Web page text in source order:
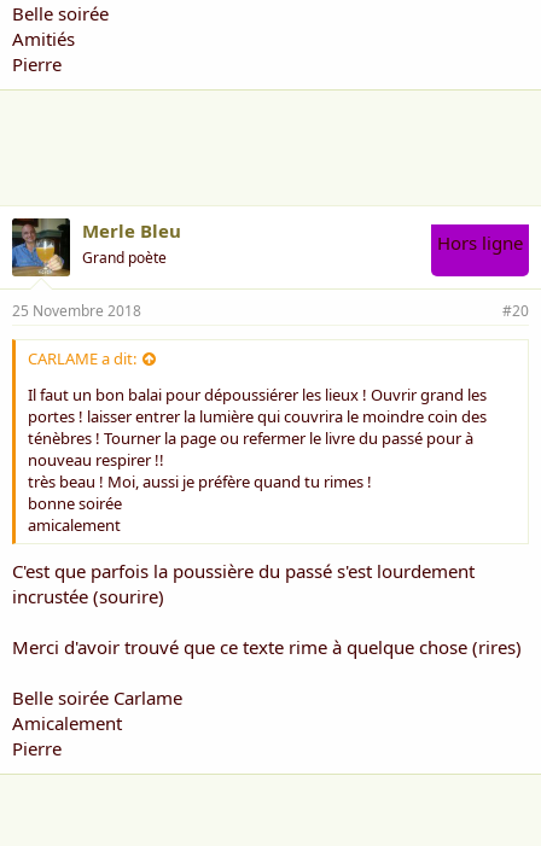
Belle soirée
Amitiés
Pierre
Merle Bleu
Grand poète
Hors ligne
25 Novembre 2018 #20
CARLAME a dit:
Il faut un bon balai pour dépoussiérer les lieux ! Ouvrir grand les
portes ! laisser entrer la lumière qui couvrira le moindre coin des
ténèbres ! Tourner la page ou refermer le livre du passé pour à
nouveau respirer !!
très beau ! Moi, aussi je préfère quand tu rimes !
bonne soirée
amicalement
C'est que parfois la poussière du passé s'est lourdement
incrustée (sourire)
Merci d'avoir trouvé que ce texte rime à quelque chose (rires)
Belle soirée Carlame
Amicalement
Pierre